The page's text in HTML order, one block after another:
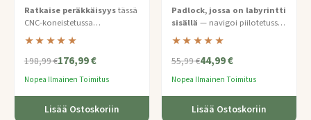
Asiantuntijatason
koneistettu mekanismi
Ratkaise peräkkäisyystässä
CNC-koneistetussa
titaanilukkopulmassa —
asiantuntijatason mekaaninen
aivopulma, jossa on
★★★★★
198,99 €176,99 €
Nopea Ilmainen Toimitus
Lisää Ostoskoriin
Ekspertti sisäinen
sokkelomekanismi
Padlock, jossa on labyrintti
sisällä — navigoi piilotetussa
labyrintissä vain tuntoaisti
avulla löytääksesi yhdistelmän
ja avataksesi sen.
★★★★★
55,99 €44,99 €
Nopea Ilmainen Toimitus
Lisää Ostoskoriin